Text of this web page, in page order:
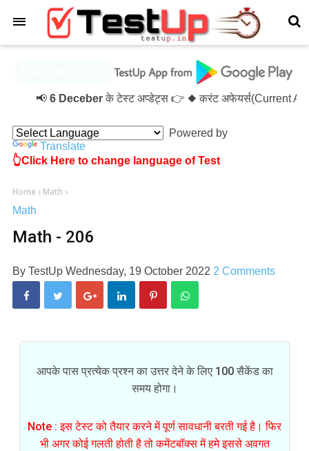
6 Deceberके टेस्ट अप्डेट्स 👉 ◆ करंट अफेयर्स(Current
Powered by
Translate
👆Click Here to change language of Test
Home › Math ›
Math
Math - 206
By TestUp Wednesday, 19 October 2022 2 Comments
आपके पास प्रत्येक प्रश्न का उत्तर देने के लिए 100 सैकेंड का
समय होगा।
Note : इस टेस्ट को तैयार करने में पूर्ण सावधानी बरती गई है। फिर
भी अगर कोई गलती होती है तो कमेंटबॉक्स में हमे इससे अवगत